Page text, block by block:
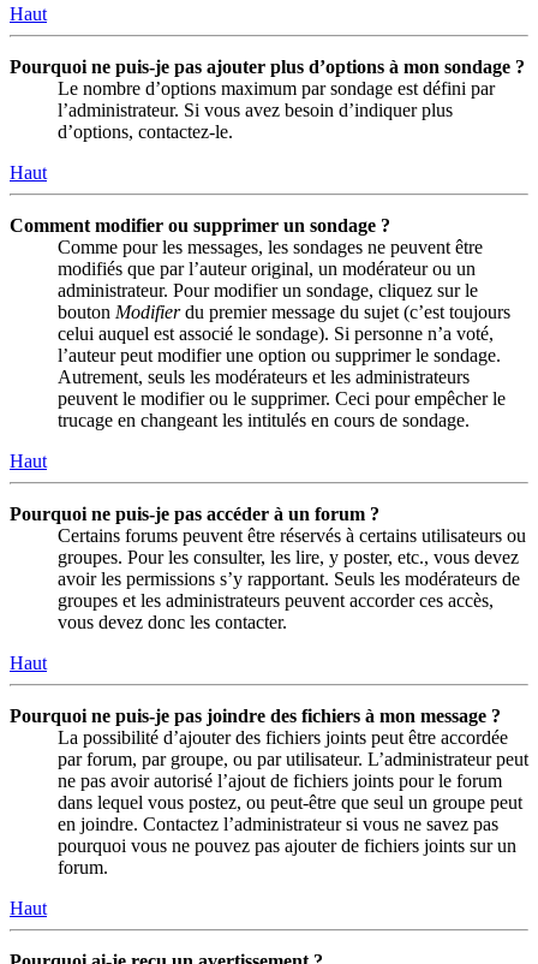
Haut
Pourquoi ne puis-je pas ajouter plus d’options à mon sondage ?
Le nombre d’options maximum par sondage est défini par
l’administrateur. Si vous avez besoin d’indiquer plus
d’options, contactez-le.
Haut
Comment modifier ou supprimer un sondage ?
Comme pour les messages, les sondages ne peuvent être
modifiés que par l’auteur original, un modérateur ou un
administrateur. Pour modifier un sondage, cliquez sur le
bouton Modifierdu premier message du sujet (c’est toujours
celui auquel est associé le sondage). Si personne n’a voté,
l’auteur peut modifier une option ou supprimer le sondage.
Autrement, seuls les modérateurs et les administrateurs
peuvent le modifier ou le supprimer. Ceci pour empêcher le
trucage en changeant les intitulés en cours de sondage.
Haut
Pourquoi ne puis-je pas accéder à un forum ?
Certains forums peuvent être réservés à certains utilisateurs ou
groupes. Pour les consulter, les lire, y poster, etc., vous devez
avoir les permissions s’y rapportant. Seuls les modérateurs de
groupes et les administrateurs peuvent accorder ces accès,
vous devez donc les contacter.
Haut
Pourquoi ne puis-je pas joindre des fichiers à mon message ?
La possibilité d’ajouter des fichiers joints peut être accordée
par forum, par groupe, ou par utilisateur. L’administrateur peut
ne pas avoir autorisé l’ajout de fichiers joints pour le forum
dans lequel vous postez, ou peut-être que seul un groupe peut
en joindre. Contactez l’administrateur si vous ne savez pas
pourquoi vous ne pouvez pas ajouter de fichiers joints sur un
forum.
Haut